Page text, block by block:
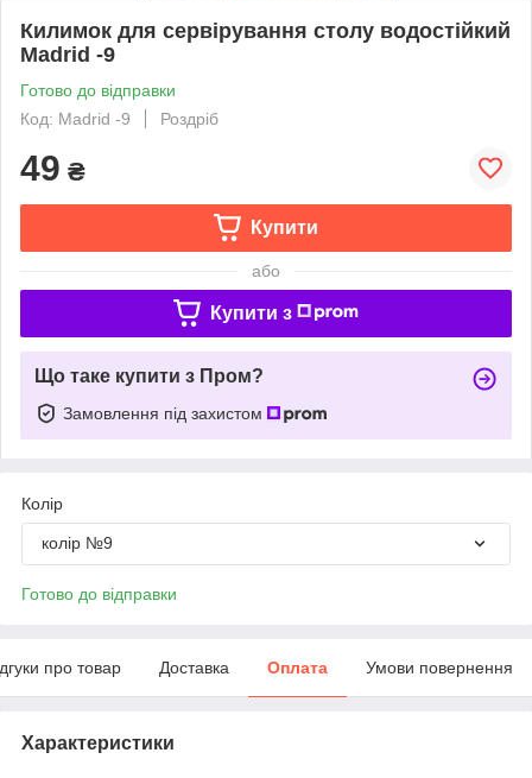
Килимок для сервірування столу водостійкий
Madrid -9
Готово до відправки
Код: Madrid -9
Роздріб
49 ₴
Купити
або
Купити з
Що таке купити з Пром?
Замовлення під захистом
Колір
колір №9
Готово до відправки
про товар Доставка Оплата Умови повернення
Характеристики